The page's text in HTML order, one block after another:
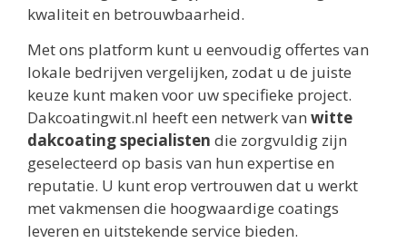
kwaliteit en betrouwbaarheid.
Met ons platform kunt u eenvoudig offertes van
lokale bedrijven vergelijken, zodat u de juiste
keuze kunt maken voor uw specifieke project.
Dakcoatingwit.nl heeft een netwerk van witte
dakcoating specialisten die zorgvuldig zijn
geselecteerd op basis van hun expertise en
reputatie. U kunt erop vertrouwen dat u werkt
met vakmensen die hoogwaardige coatings
leveren en uitstekende service bieden.